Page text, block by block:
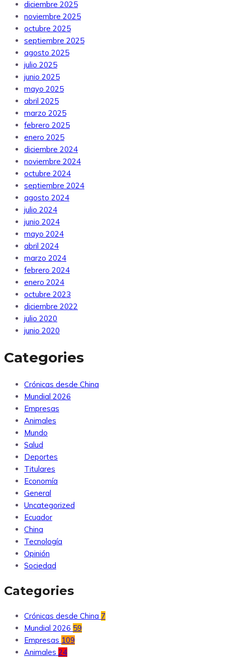
diciembre 2025
noviembre 2025
octubre 2025
septiembre 2025
agosto 2025
julio 2025
junio 2025
mayo 2025
abril 2025
marzo 2025
febrero 2025
enero 2025
diciembre 2024
noviembre 2024
octubre 2024
septiembre 2024
agosto 2024
julio 2024
junio 2024
mayo 2024
abril 2024
marzo 2024
febrero 2024
enero 2024
octubre 2023
diciembre 2022
julio 2020
junio 2020
Categories
Crónicas desde China
Mundial 2026
Empresas
Animales
Mundo
Salud
Deportes
Titulares
Economía
General
Uncategorized
Ecuador
China
Tecnología
Opinión
Sociedad
Categories
Crónicas desde China 7
Mundial 2026 59
Empresas 109
Animales 24